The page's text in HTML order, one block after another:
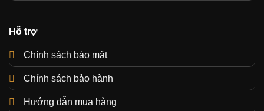
Hỗ trợ
Chính sách bảo mật
Chính sách bảo hành
Hướng dẫn mua hàng